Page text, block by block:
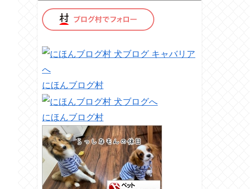
にほんブログ村
にほんブログ村